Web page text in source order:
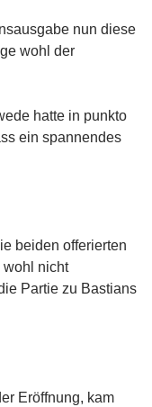
nun diese
wohl der
hatte in punkto
ein spannendes
beiden offerierten
nicht
Partie zu Bastians
Eröffnung, kam